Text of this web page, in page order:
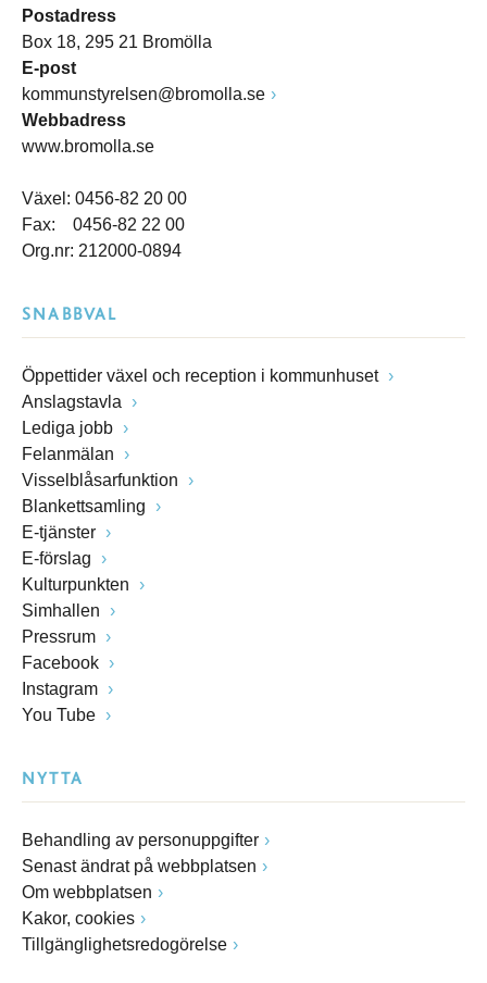
Postadress
Box 18, 295 21 Bromölla
E-post
kommunstyrelsen@bromolla.se
Webbadress
www.bromolla.se
Växel: 0456-82 20 00
Fax: 0456-82 22 00
Org.nr: 212000-0894
SNABBVAL
Öppettider växel och reception i kommunhuset
Anslagstavla
Lediga jobb
Felanmälan
Visselblåsarfunktion
Blankettsamling
E-tjänster
E-förslag
Kulturpunkten
Simhallen
Pressrum
Facebook
Instagram
You Tube
NYTTA
Behandling av personuppgifter
Senast ändrat på webbplatsen
Om webbplatsen
Kakor, cookies
Tillgänglighetsredogörelse